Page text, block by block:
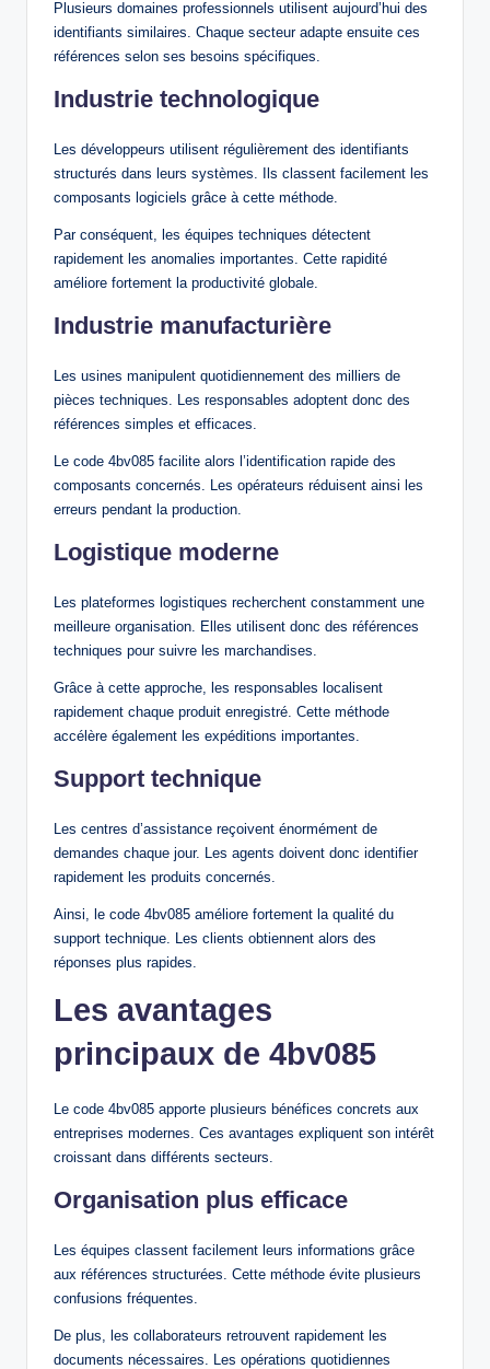
Plusieurs domaines professionnels utilisent aujourd’hui des
identifiants similaires. Chaque secteur adapte ensuite ces
références selon ses besoins spécifiques.
Industrie technologique
Les développeurs utilisent régulièrement des identifiants
structurés dans leurs systèmes. Ils classent facilement les
composants logiciels grâce à cette méthode.
Par conséquent, les équipes techniques détectent
rapidement les anomalies importantes. Cette rapidité
améliore fortement la productivité globale.
Industrie manufacturière
Les usines manipulent quotidiennement des milliers de
pièces techniques. Les responsables adoptent donc des
références simples et efficaces.
Le code 4bv085 facilite alors l’identification rapide des
composants concernés. Les opérateurs réduisent ainsi les
erreurs pendant la production.
Logistique moderne
Les plateformes logistiques recherchent constamment une
meilleure organisation. Elles utilisent donc des références
techniques pour suivre les marchandises.
Grâce à cette approche, les responsables localisent
rapidement chaque produit enregistré. Cette méthode
accélère également les expéditions importantes.
Support technique
Les centres d’assistance reçoivent énormément de
demandes chaque jour. Les agents doivent donc identifier
rapidement les produits concernés.
Ainsi, le code 4bv085 améliore fortement la qualité du
support technique. Les clients obtiennent alors des
réponses plus rapides.
Les avantages
principaux de 4bv085
Le code 4bv085 apporte plusieurs bénéfices concrets aux
entreprises modernes. Ces avantages expliquent son intérêt
croissant dans différents secteurs.
Organisation plus efficace
Les équipes classent facilement leurs informations grâce
aux références structurées. Cette méthode évite plusieurs
confusions fréquentes.
De plus, les collaborateurs retrouvent rapidement les
documents nécessaires. Les opérations quotidiennes